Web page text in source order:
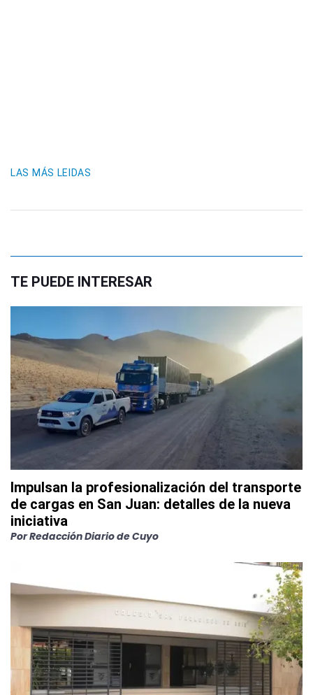
LAS MÁS LEIDAS
TE PUEDE INTERESAR
Impulsan la profesionalización del transporte
de cargas en San Juan: detalles de la nueva
iniciativa
PorRedacción Diario de Cuyo